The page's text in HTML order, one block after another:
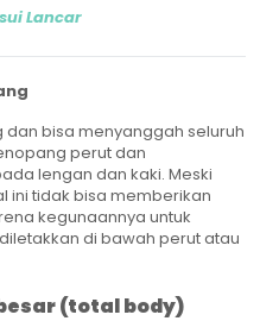
Lancar
dan bisa menyanggah seluruh
perut dan
lengan dan kaki. Meski
ini tidak bisa memberikan
kegunaannya untuk
di bawah perut atau
(total body)